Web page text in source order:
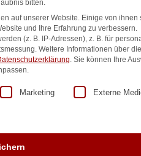
500+ Referenzen:
per Post
und bequemer geht’s natürlich per
auf Wunsch auch mit elektronischer
bitten.
auf unserer Website. Einige von ihnen
und Ihre Erfahrung zu verbessern.
(z. B. IP-Adressen), z. B. für
Weitere Informationen über die
. Sie können Ihre
für die eine Einwilligung
Marketing Externe